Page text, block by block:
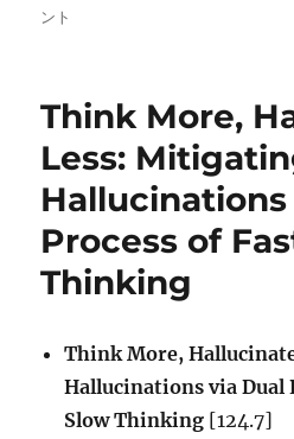
稿
ント
Think More,
Less:
Process of
Thinking
Think More,
Hallucinations via Dual
Slow Thinking [124.7]